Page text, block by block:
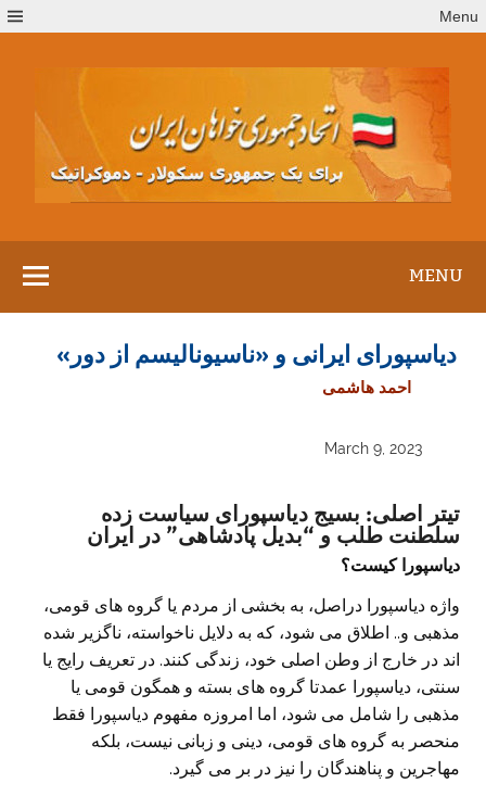
to
Menu
MENU
دیاسپورای ایرانی و «ناسیونالیسم از دور»
احمد هاشمی
March 9, 2023
تیتر اصلی: بسیج دیاسپورای سیاست زده
سلطنت طلب و “بدیل پادشاهی” در ایران
دیاسپورا کیست؟
واژه دیاسپورا دراصل، به بخشی از مردم یا گروه های قومی،
مذهبی و.. اطلاق می شود، که به دلایل ناخواسته، ناگزیر شده
اند در خارج از وطن اصلی خود، زندگی کنند. در تعریف رایج یا
سنتی، دیاسپورا عمدتا گروه های بسته و همگون قومی یا
مذهبی را شامل می شود، اما امروزه مفهوم دیاسپورا فقط
منحصر به گروه های قومی، دینی و زبانی نیست، بلکه
مهاجرین و پناهندگان را نیز در بر می گیرد.